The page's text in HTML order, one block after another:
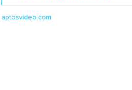
aptosvideo.com